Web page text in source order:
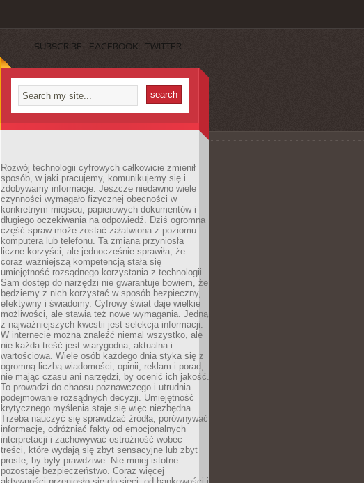
SUBSCRIBE FACEBOOK TWITTER
Rozwój technologii cyfrowych całkowicie zmienił
sposób, w jaki pracujemy, komunikujemy się i
zdobywamy informacje. Jeszcze niedawno wiele
czynności wymagało fizycznej obecności w
konkretnym miejscu, papierowych dokumentów i
długiego oczekiwania na odpowiedź. Dziś ogromna
część spraw może zostać załatwiona z poziomu
komputera lub telefonu. Ta zmiana przyniosła
liczne korzyści, ale jednocześnie sprawiła, że
coraz ważniejszą kompetencją stała się
umiejętność rozsądnego korzystania z technologii.
Sam dostęp do narzędzi nie gwarantuje bowiem, że
będziemy z nich korzystać w sposób bezpieczny,
efektywny i świadomy. Cyfrowy świat daje wielkie
możliwości, ale stawia też nowe wymagania. Jedną
z najważniejszych kwestii jest selekcja informacji.
W internecie można znaleźć niemal wszystko, ale
nie każda treść jest wiarygodna, aktualna i
wartościowa. Wiele osób każdego dnia styka się z
ogromną liczbą wiadomości, opinii, reklam i porad,
nie mając czasu ani narzędzi, by ocenić ich jakość.
To prowadzi do chaosu poznawczego i utrudnia
podejmowanie rozsądnych decyzji. Umiejętność
krytycznego myślenia staje się więc niezbędna.
Trzeba nauczyć się sprawdzać źródła, porównywać
informacje, odróżniać fakty od emocjonalnych
interpretacji i zachowywać ostrożność wobec
treści, które wydają się zbyt sensacyjne lub zbyt
proste, by były prawdziwe. Nie mniej istotne
pozostaje bezpieczeństwo. Coraz więcej